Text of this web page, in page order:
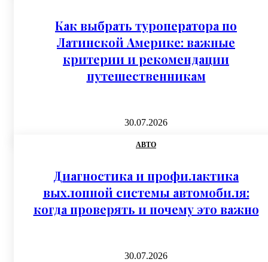
Как выбрать туроператора по
Латинской Америке: важные
критерии и рекомендации
путешественникам
30.07.2026
АВТО
Диагностика и профилактика
выхлопной системы автомобиля:
когда проверять и почему это важно
30.07.2026